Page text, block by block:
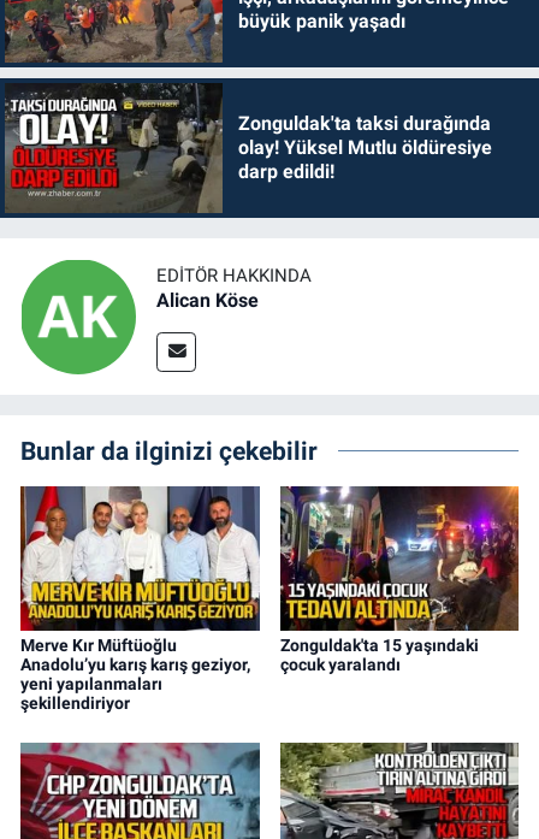
büyük panik yaşadı
Zonguldak'ta taksi durağında
olay! Yüksel Mutlu öldüresiye
darp edildi!
EDITÖR HAKKINDA
Alican Köse
Bunlar da ilginizi çekebilir
Merve Kır Müftüoğlu
Anadolu’yu karış karış geziyor,
yeni yapılanmaları
şekillendiriyor
Zonguldak'ta 15 yaşındaki
çocuk yaralandı